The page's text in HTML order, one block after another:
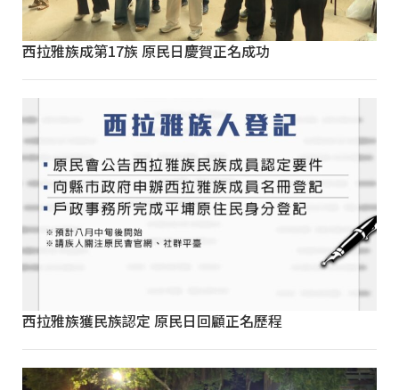
西拉雅族成第17族 原民日慶賀正名成功
西拉雅族獲民族認定 原民日回顧正名歷程